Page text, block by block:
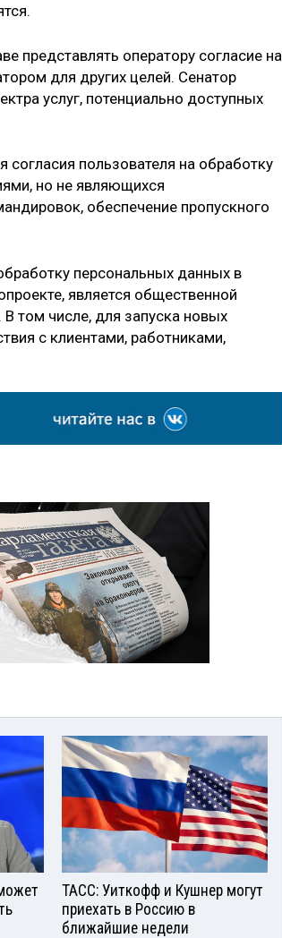
представлять оператору согласие на
для других целей. Сенатор
услуг, потенциально доступных
пользователя на обработку
но не являющихся
обеспечение пропускного
персональных данных в
является общественной
том числе, для запуска новых
с клиентами, работниками,
ТАСС: Уиткофф и Кушнер могут
приехать в Россию в
ближайшие недели